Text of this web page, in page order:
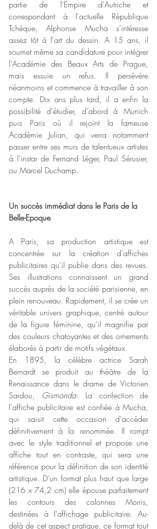
partie de l'Empire d'Autriche et
correspondant à l'actuelle République
Tchèque, Alphonse Mucha s'intéresse
assez tôt à l'art du dessin. A 15 ans, il
soumet même sa candidature pour intégrer
l'Académie des Beaux Arts de Prague,
mais essuie un refus. Il persévère
néanmoins et commence à travailler à son
compte. Dix ans plus tard, il a enfin la
possibilité d'étudier, d'abord à Munich
puis Paris où il rejoint la fameuse
Académie Julian, qui verra notamment
passer entre ses murs de talentueux artistes
à l'instar de Fernand Léger, Paul Sérusier,
ou Marcel Duchamp.
Un succès immédiat dans le Paris de la
Belle-Epoque
A Paris, sa production artistique est
concentrée sur la création d'affiches
publicitaires qu'il publie dans des revues.
Ses illustrations connaissent un grand
succès auprès de la société parisienne, en
plein renouveau. Rapidement, il se crée un
véritable univers graphique, centré autour
de la figure féminine, qu'il magnifie par
des couleurs chatoyantes et des ornements
élaborés à partir de motifs végétaux.
En 1895, la célèbre actrice Sarah
Bernardt se produit au théâtre de la
Renaissance dans le drame de Victorien
Sardou, Gismonda. La confection de
l'affiche publicitaire est confiée à Mucha,
qui saisit cette occasion d'accéder
définitivement à la renommée. Il rompt
avec le style traditionnel et propose une
affiche tout en contraste, qui sera une
référence pour la définition de son identité
artistique. D'un format plus haut que large
(216 x 74,2 cm) elle épouse parfaitement
les contours des colonnes Morris,
destinées à l'affichage publicitaire. Au-
delà de cet aspect pratique, ce format tout